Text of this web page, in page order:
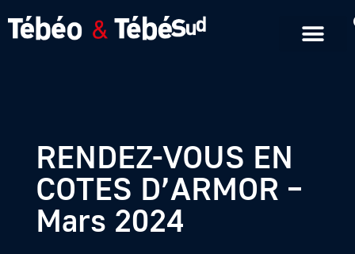
RENDEZ-VOUS EN
COTES D’ARMOR –
Mars 2024